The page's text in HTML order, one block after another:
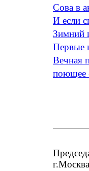
Сова в
И если
Зимний
Первые
Вечная
поющее